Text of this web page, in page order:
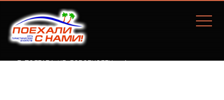
Г. ПОЛТАВА, УЛ. СОБОРНОСТИ, 77А